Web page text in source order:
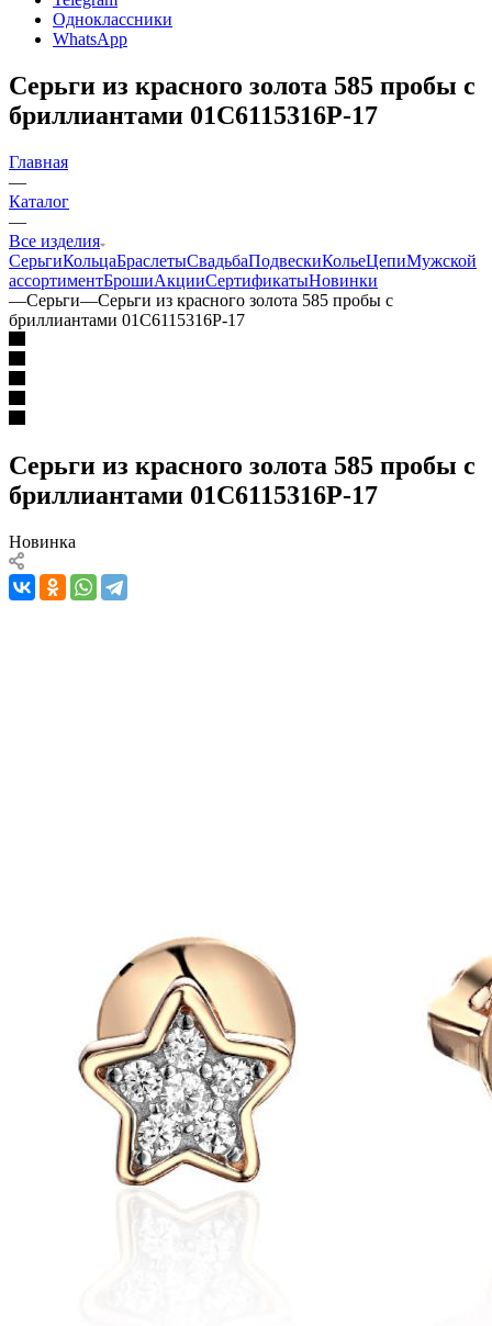
Одноклассники
WhatsApp
Серьги из красного золота 585 пробы с
бриллиантами 01С6115316Р-17
Главная
—
Каталог
—
Все изделия
СерьгиКольцаБраслетыСвадьбаПодвескиКольеЦепиМужской
ассортиментБрошиАкцииСертификатыНовинки
—Серьги—Серьги из красного золота 585 пробы с
бриллиантами 01С6115316Р-17
Серьги из красного золота 585 пробы с
бриллиантами 01С6115316Р-17
Новинка